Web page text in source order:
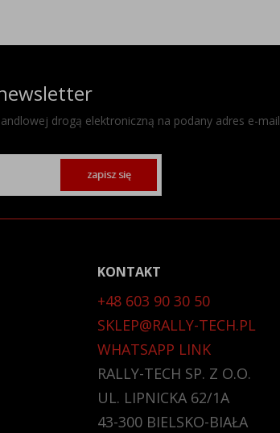
drogą elektroniczną na podany adres e-mail
zapisz się
KONTAKT
+48 603 90 30 50
SKLEP@RALLY-TECH.PL
WHATSAPP LINK
RALLY-TECH SP. Z O.O.
UL. LIPNICKA 62/1A
43-300 BIELSKO-BIAŁA